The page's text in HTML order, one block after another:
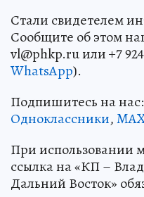
Стали свидетелем
Сообщите об этом
vl@phkp.ru или +7
WhatsApp).
Подпишитесь на нас:
Одноклассники,
При использовании
ссылка на «КП –
Дальний Восток»